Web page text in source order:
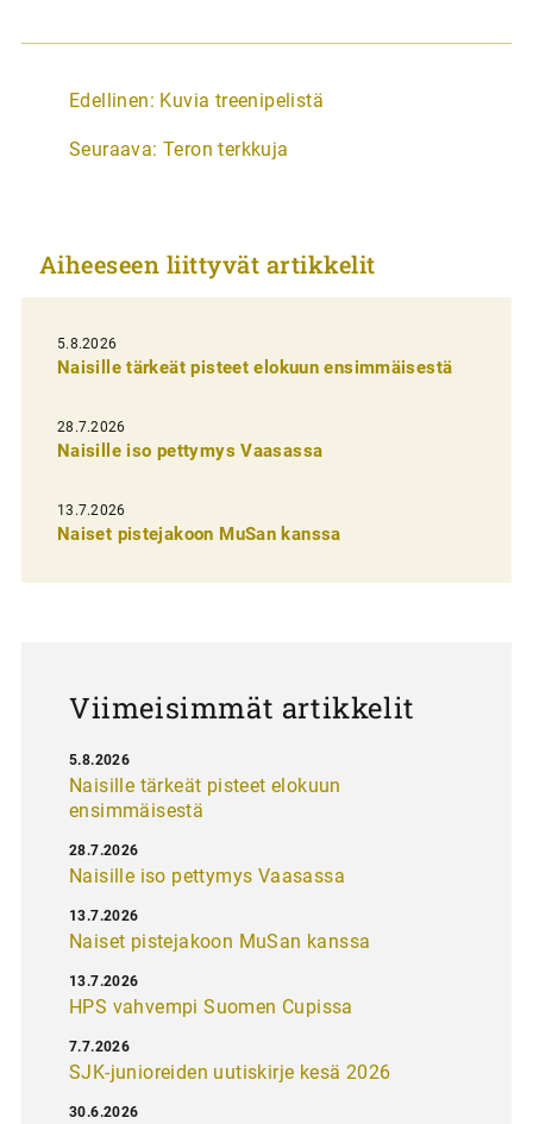
A
t
k
e
l
i
e
n
e
Edellinen: Kuvia treenipelistä
Seuraava: Teron terkkuja
Aiheeseen liittyvät artikkelit
5.8.2026
Naisille tärkeät pisteet elokuun ensimmäisestä
28.7.2026
Naisille iso pettymys Vaasassa
13.7.2026
Naiset pistejakoon MuSan kanssa
Viimeisimmät artikkelit
Naisille tärkeät pisteet elokuun
ensimmäisestä
5.8.2026
Naisille iso pettymys Vaasassa
28.7.2026
Naiset pistejakoon MuSan kanssa
13.7.2026
HPS vahvempi Suomen Cupissa
13.7.2026
SJK-junioreiden uutiskirje kesä 2026
7.7.2026
30.6.2026